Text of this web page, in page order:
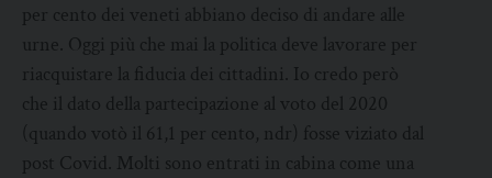
per cento dei veneti abbiano deciso di andare alle
urne. Oggi più che mai la politica deve lavorare per
riacquistare la fiducia dei cittadini. Io credo però
che il dato della partecipazione al voto del 2020
(quando votò il 61,1 per cento, ndr) fosse viziato dal
post Covid. Molti sono entrati in cabina come una